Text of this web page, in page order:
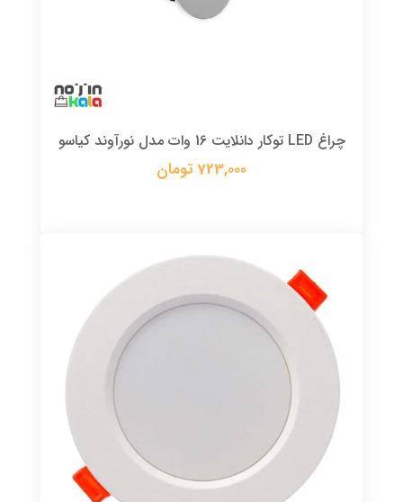
چراغ LED توکار دانلایت 16 وات مدل نورآوند کیاسو
723,000 تومان